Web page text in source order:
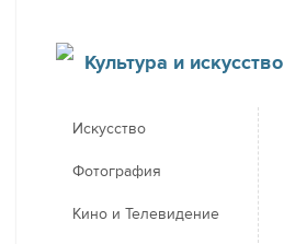
Культура и искусство
Искусство
Фотография
Кино и Телевидение